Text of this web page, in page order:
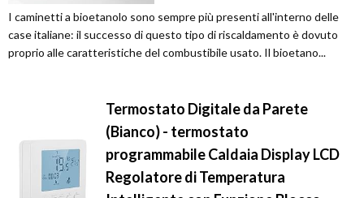
I caminetti a bioetanolo sono sempre più presenti all'interno delle
case italiane: il successo di questo tipo di riscaldamento è dovuto
proprio alle caratteristiche del combustibile usato. Il bioetano...
Termostato Digitale da Parete
(Bianco) - termostato
programmabile Caldaia Display LCD
Regolatore di Temperatura